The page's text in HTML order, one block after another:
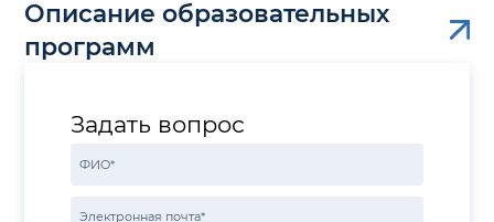
Описание образовательных
программ
Задать вопрос